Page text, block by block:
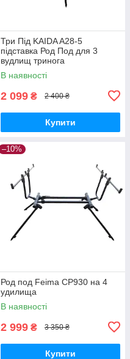
Три Під KAIDA A28-5
підставка Род Под для 3
вудлищ тринога
В наявності
2 099 ₴ 2 400 ₴
Купити
–10%
Род под Feima СР930 на 4
удилища
В наявності
2 999 ₴ 3 350 ₴
Купити